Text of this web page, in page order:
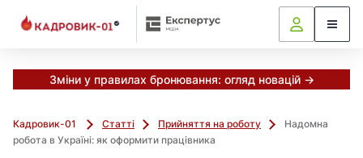
Зміни у правилах бронювання: огляд новацій →
Кадровик-01 Статті Прийняття на роботу
Надомна
робота в Україні: як оформити працівника